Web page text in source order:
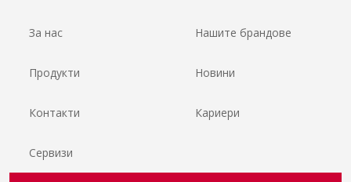
За нас Нашите брандове
Продукти Новини
Контакти Кариери
Сервизи